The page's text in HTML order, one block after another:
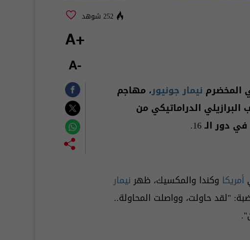
252 شوهد
المخضرم نيمار جونيور، مهاجم
الدراماتيكي من
الـ 16.
أمريكا وكندا والمكسيك، ظهرنيمار
"لقد حاولت، وواصلت المحاولة..
+A
-A